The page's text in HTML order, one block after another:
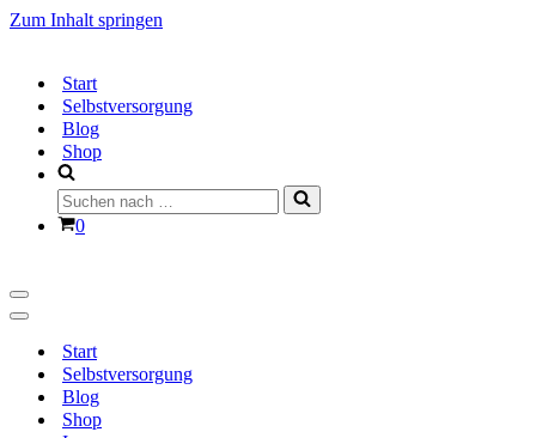
Zum Inhalt springen
Start
Selbstversorgung
Blog
Shop
Suchen
nach …
Warenkorb
0
Navigationsmenü
Navigationsmenü
Start
Selbstversorgung
Blog
Shop